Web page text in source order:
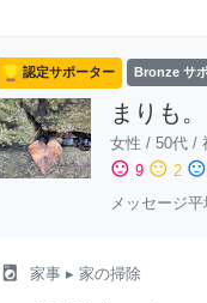
認定サポーター Bronze サ
まりも。
女性 / 50代/
sentiment_satisfied 9 sentiment_neutral 2 sentiment_dissatisfied
メッセージ
local_laundry_service 家事▸ 家の掃除